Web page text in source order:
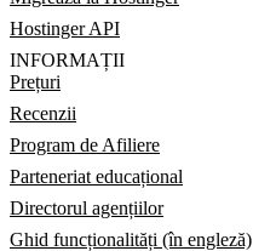
Hostinger API
INFORMAȚII
Prețuri
Recenzii
Program de Afiliere
Parteneriat educațional
Directorul agențiilor
Ghid funcționalități (în engleză)